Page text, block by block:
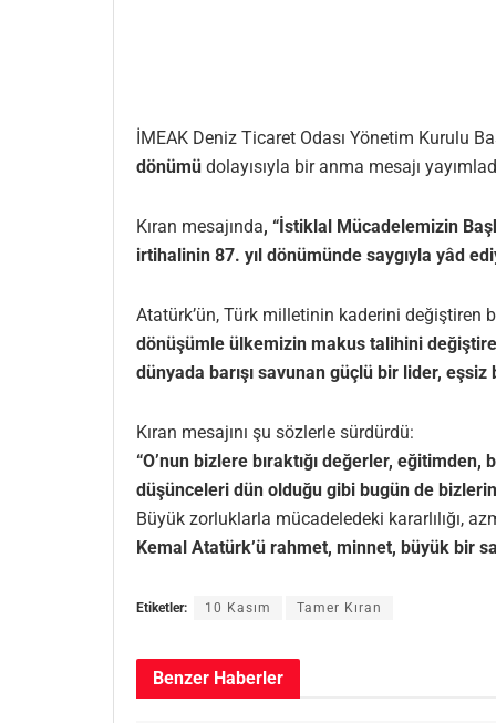
İMEAK Deniz Ticaret Odası Yönetim Kurulu
dönümü dolayısıyla bir anma mesajı
Kıran mesajında, “İstiklal Mücadelemizin
irtihalinin 87. yıl dönümünde saygıyla yâd
Atatürk’ün, Türk milletinin kaderini değiştiren
dönüşümle ülkemizin makus talihini
dünyada barışı savunan güçlü bir lider, eşsiz
Kıran mesajını şu sözlerle sürdürdü:
“O’nun bizlere bıraktığı değerler,
düşünceleri dün olduğu gibi bugün de
Büyük zorluklarla mücadeledeki kararlılığı,
Kemal Atatürk’ü rahmet, minnet, büyük bir
Etiketler: 10 Kasım Tamer Kıran
Benzer Haberler